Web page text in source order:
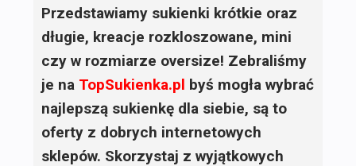
Przedstawiamy sukienki krótkie oraz
długie, kreacje rozkloszowane, mini
czy w rozmiarze oversize! Zebraliśmy
je na TopSukienka.pl byś mogła wybrać
najlepszą sukienkę dla siebie, są to
oferty z dobrych internetowych
sklepów. Skorzystaj z wyjątkowych